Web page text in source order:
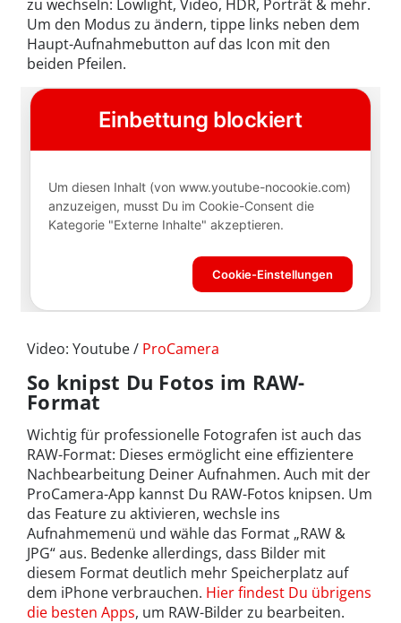
zu wechseln: Lowlight, Video, HDR, Porträt & mehr.
Um den Modus zu ändern, tippe links neben dem
Haupt-Aufnahmebutton auf das Icon mit den
beiden Pfeilen.
Video: Youtube / ProCamera
So knipst Du Fotos im RAW-
Format
Wichtig für professionelle Fotografen ist auch das
RAW-Format: Dieses ermöglicht eine effizientere
Nachbearbeitung Deiner Aufnahmen. Auch mit der
ProCamera-App kannst Du RAW-Fotos knipsen. Um
das Feature zu aktivieren, wechsle ins
Aufnahmemenü und wähle das Format „RAW &
JPG“ aus. Bedenke allerdings, dass Bilder mit
diesem Format deutlich mehr Speicherplatz auf
dem iPhone verbrauchen. Hier findest Du übrigens
die besten Apps, um RAW-Bilder zu bearbeiten.